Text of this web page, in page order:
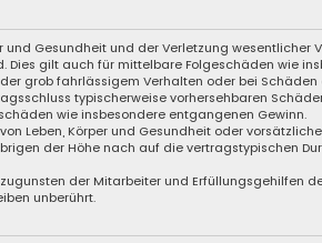
und Gesundheit und der Verletzung
gilt auch für mittelbare Folgeschäden wie
grob fahrlässigem Verhalten oder bei
typischerweise vorhersehbaren
wie insbesondere entgangenen Gewinn.
Leben, Körper und Gesundheit oder
der Höhe nach auf die vertragstypischen
der Mitarbeiter und Erfüllungsgehilfen
unberührt.